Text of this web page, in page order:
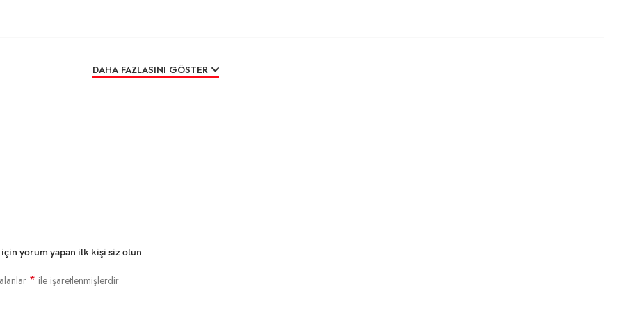
Tipi B: 9 × 17dots
/ PC863 / PC865 / Batı Avrupa / Yunanca / İbranice / Doğu Avrupa / İran / WPC1252 / PC866 / PC852 / PC858 / Letonca / Arapça
DAHA FAZLASINI GÖSTER
için yorum yapan ilk kişi siz olun
* ile işaretlenmişlerdir